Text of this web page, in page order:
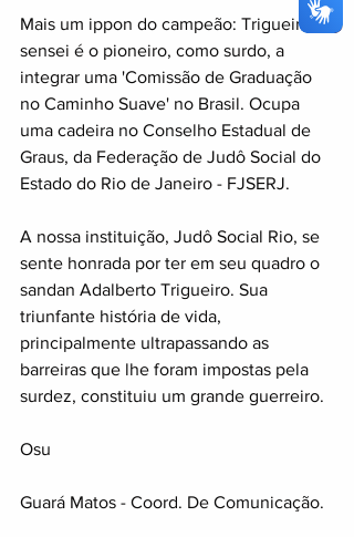
Mais um ippon do campeão: Trigueiro
sensei é o pioneiro, como surdo, a
integrar uma 'Comissão de Graduação
no Caminho Suave' no Brasil. Ocupa
uma cadeira no Conselho Estadual de
Graus, da Federação de Judô Social do
Estado do Rio de Janeiro - FJSERJ.
A nossa instituição, Judô Social Rio, se
sente honrada por ter em seu quadro o
sandan Adalberto Trigueiro. Sua
triunfante história de vida,
principalmente ultrapassando as
barreiras que lhe foram impostas pela
surdez, constituiu um grande guerreiro.
Osu
Guará Matos - Coord. De Comunicação.